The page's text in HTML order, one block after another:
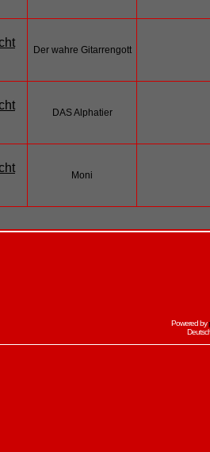
Der wahre Gitarrengott
DAS Alphatier
Moni
Powered by